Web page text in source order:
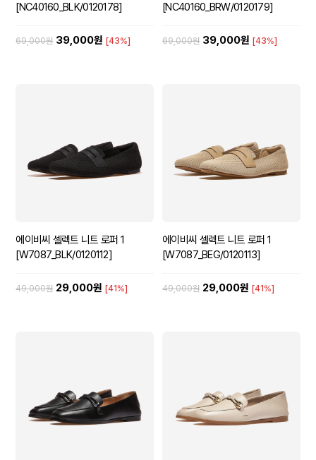
[NC40160_BLK/0120178]
69,000원 39,000원 [43%]
[NC40160_BRW/0120179]
69,000원 39,000원 [43%]
에이비씨 셀렉트 니트 로퍼 1
[W7087_BLK/0120112]
49,000원 29,000원 [41%]
에이비씨 셀렉트 니트 로퍼 1
[W7087_BEG/0120113]
49,000원 29,000원 [41%]